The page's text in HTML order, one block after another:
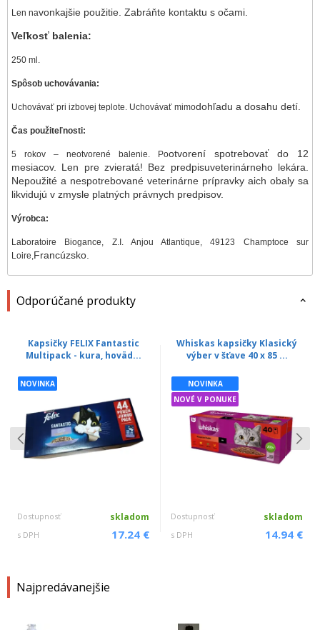
Najpredávanejšie
Len navonkajšie použitie. Zabráňte kontaktu s očami.
Veľkosť balenia:
250 ml.
Spôsob uchovávania:
Uchovávať pri izbovej teplote. Uchovávať mimodohľadu a dosahu detí.
Čas použiteľnosti:
5 rokov – neotvorené balenie. Pootvorení spotrebovať do 12
mesiacov. Len pre zvieratá! Bez predpisuveterinárneho lekára.
Nepoužité a nespotrebované veterinárne prípravky aich obaly sa
likvidujú v zmysle platných právnych predpisov.
Výrobca:
Laboratoire Biogance, Z.I. Anjou Atlantique, 49123 Champtoce sur
Loire,Francúzsko.
Odporúčané produkty
Kapsičky FELIX Fantastic
Multipack - kura, hoväd...
NOVINKA
Dostupnosť skladom
s DPH 17.24 €
Whiskas kapsičky Klasický
výber v šťave 40 x 85 ...
NOVINKA
NOVÉ V PONUKE
Dostupnosť skladom
s DPH 14.94 €